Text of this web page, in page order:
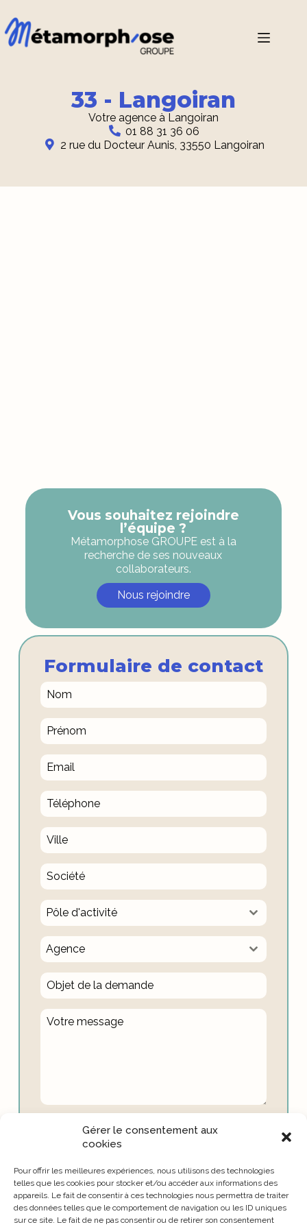
Gérer le consentement aux
cookies
Pour offrir les meilleures expériences, nous utilisons des technologies
telles que les cookies pour stocker et/ou accéder aux informations des
appareils. Le fait de consentir à ces technologies nous permettra de traiter
des données telles que le comportement de navigation ou les ID uniques
sur ce site. Le fait de ne pas consentir ou de retirer son consentement
33 - Langoiran
Votre agence à Langoiran
01 88 31 36 06
2 rue du Docteur Aunis, 33550 Langoiran
Vous souhaitez rejoindre
l’équipe ?
Métamorphose GROUPE est à la
recherche de ses nouveaux
collaborateurs.
Nous rejoindre
Formulaire de contact
Pôle d'activité
Agence
confidentialité etconditions d'utilisation.
Envoyer